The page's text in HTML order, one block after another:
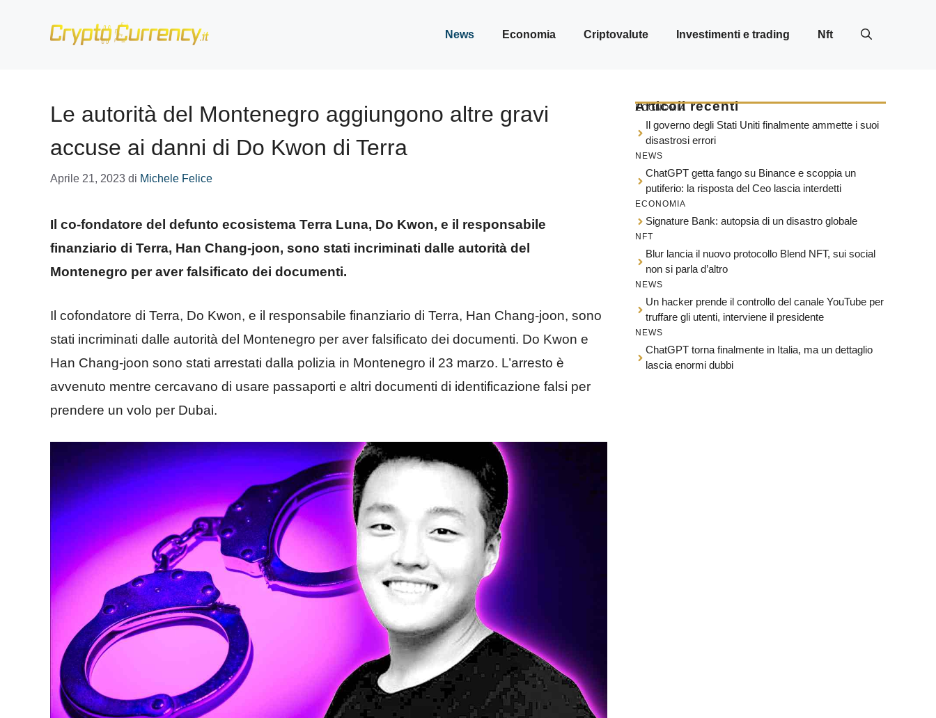
News Economia Criptovalute Investimenti e trading Nft
Le autorità del Montenegro aggiungono altre gravi
accuse ai danni di Do Kwon di Terra
Aprile 21, 2023 di Michele Felice
Il co-fondatore del defunto ecosistema Terra Luna, Do Kwon, e il responsabile
finanziario di Terra, Han Chang-joon, sono stati incriminati dalle autorità del
Montenegro per aver falsificato dei documenti.
Il cofondatore di Terra, Do Kwon, e il responsabile finanziario di Terra, Han Chang-joon, sono
stati incriminati dalle autorità del Montenegro per aver falsificato dei documenti. Do Kwon e
Han Chang-joon sono stati arrestati dalla polizia in Montenegro il 23 marzo. L’arresto è
avvenuto mentre cercavano di usare passaporti e altri documenti di identificazione falsi per
prendere un volo per Dubai.
Articoli recenti
ECONOMIA
Il governo degli Stati Uniti finalmente ammette i suoi
disastrosi errori
NEWS
ChatGPT getta fango su Binance e scoppia un
putiferio: la risposta del Ceo lascia interdetti
ECONOMIA
Signature Bank: autopsia di un disastro globale
NFT
Blur lancia il nuovo protocollo Blend NFT, sui social
non si parla d’altro
NEWS
Un hacker prende il controllo del canale YouTube per
truffare gli utenti, interviene il presidente
NEWS
ChatGPT torna finalmente in Italia, ma un dettaglio
lascia enormi dubbi